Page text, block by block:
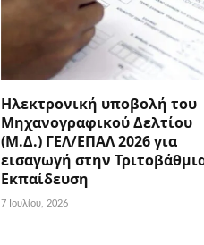
Ηλεκτρονική υποβολή του
Μηχανογραφικού Δελτίου
(Μ.Δ.) ΓΕΛ/ΕΠΑΛ 2026 για
εισαγωγή στην
Εκπαίδευση
7 Ιουλίου, 2026